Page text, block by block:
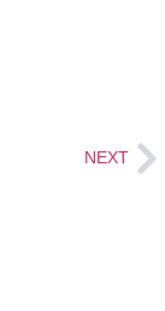
NEXT